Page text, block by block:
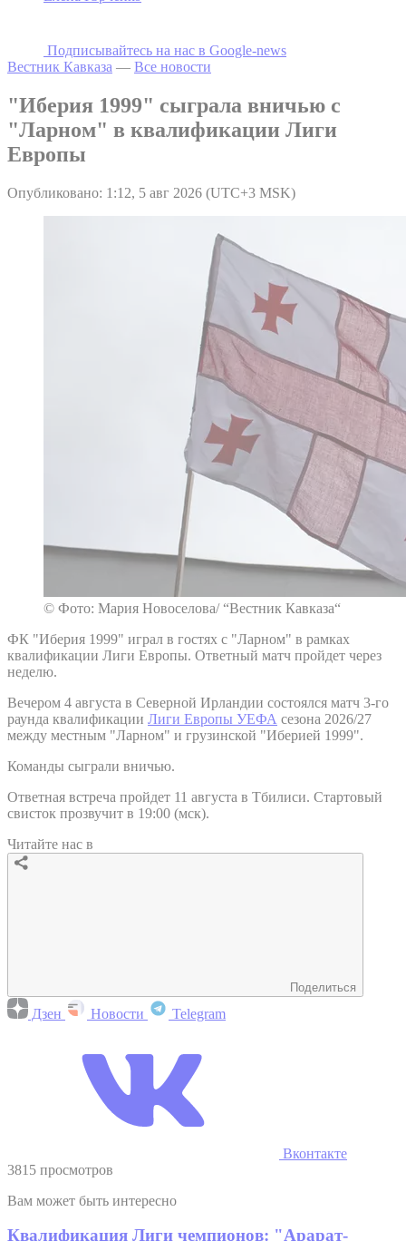
Подписывайтесь на наc в Google-news
Вестник Кавказа — Все новости
"Иберия 1999" сыграла вничью с
"Ларном" в квалификации Лиги
Европы
Опубликовано: 1:12, 5 авг 2026 (UTC+3 MSK)
© Фото: Мария Новоселова/ “Вестник Кавказа“
ФК "Иберия 1999" играл в гостях с "Ларном" в рамках
квалификации Лиги Европы. Ответный матч пройдет через
неделю.
Вечером 4 августа в Северной Ирландии состоялся матч 3-го
раунда квалификации Лиги Европы УЕФА сезона 2026/27
между местным "Ларном" и грузинской "Иберией 1999".
Команды сыграли вничью.
Ответная встреча пройдет 11 августа в Тбилиси. Стартовый
свисток прозвучит в 19:00 (мск).
Читайте нас в
Поделиться
Дзен Новости Telegram
Вконтакте
3815 просмотров
Вам может быть интересно
Квалификация Лиги чемпионов: "Арарат-